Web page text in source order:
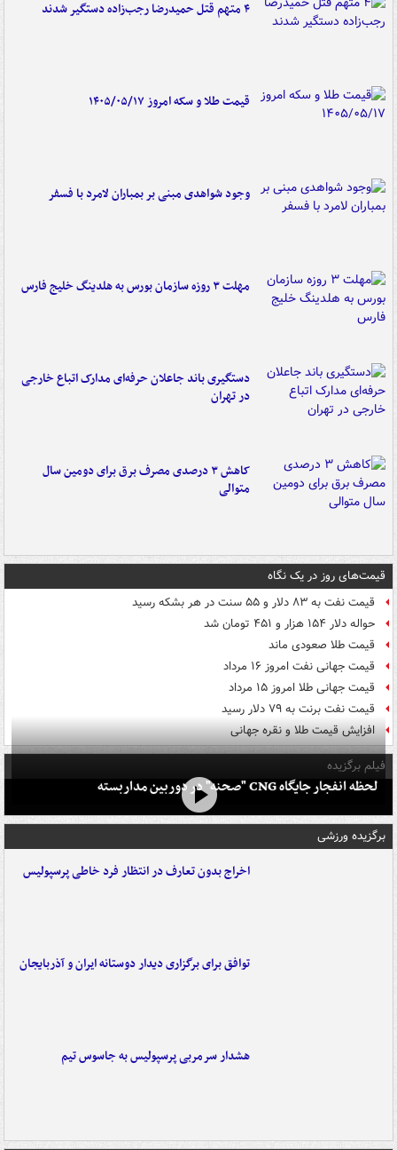
۴ متهم قتل حمیدرضا رجب‌زاده دستگیر شدند
قیمت طلا و سکه امروز ۱۴۰۵/۰۵/۱۷
وجود شواهدی مبنی بر بمباران لامرد با فسفر
مهلت ۳ روزه سازمان بورس به هلدینگ خلیج فارس
دستگیری باند جاعلان حرفه‌ای مدارک اتباع خارجی
در تهران
کاهش ۳ درصدی مصرف برق برای دومین سال
متوالی
قیمت‌های روز در یک نگاه
قیمت نفت به ۸۳ دلار و ۵۵ سنت در هر بشکه رسید
حواله دلار ۱۵۴ هزار و ۴۵۱ تومان شد
قیمت طلا صعودی ماند
قیمت جهانی نفت امروز ۱۶ مرداد
قیمت جهانی طلا امروز ۱۵ مرداد
قیمت نفت برنت به ۷۹ دلار رسید
افزایش قیمت طلا و نقره جهانی
فیلم برگزیده
لحظه انفجار جایگاه CNG "صحنه" در دوربین مداربسته
برگزیده ورزشی
اخراج بدون تعارف در انتظار فرد خاطی پرسپولیس
توافق برای برگزاری دیدار دوستانه ایران و آذربایجان
هشدار سرمربی پرسپولیس به جاسوس تیم